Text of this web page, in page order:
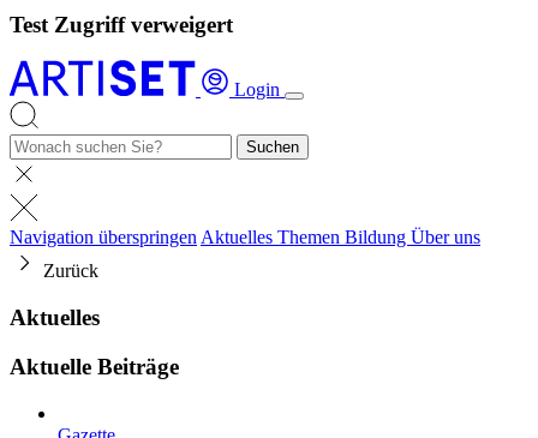
Test Zugriff verweigert
Login
Suchen
Navigation überspringen Aktuelles Themen Bildung Über uns
Zurück
Aktuelles
Aktuelle Beiträge